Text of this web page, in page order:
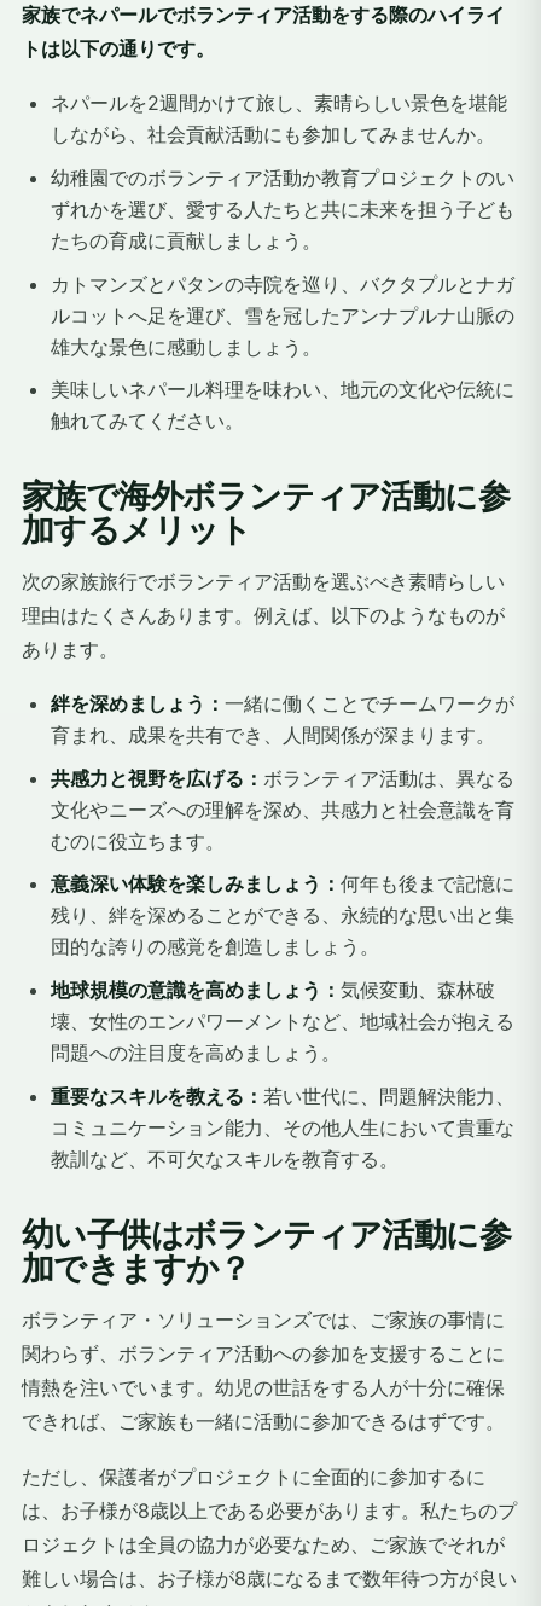
家族でネパールでボランティア活動をする際のハイライ
トは以下の通りです。
ネパールを2週間かけて旅し、素晴らしい景色を堪能
しながら、社会貢献活動にも参加してみませんか。
幼稚園でのボランティア活動か教育プロジェクトのい
ずれかを選び、愛する人たちと共に未来を担う子ども
たちの育成に貢献しましょう。
カトマンズとパタンの寺院を巡り、バクタプルとナガ
ルコットへ足を運び、雪を冠したアンナプルナ山脈の
雄大な景色に感動しましょう。
美味しいネパール料理を味わい、地元の文化や伝統に
触れてみてください。
家族で海外ボランティア活動に参
加するメリット
次の家族旅行でボランティア活動を選ぶべき素晴らしい
理由はたくさんあります。例えば、以下のようなものが
あります。
絆を深めましょう： 一緒に働くことでチームワークが
育まれ、成果を共有でき、人間関係が深まります。
共感力と視野を広げる： ボランティア活動は、異なる
文化やニーズへの理解を深め、共感力と社会意識を育
むのに役立ちます。
意義深い体験を楽しみましょう： 何年も後まで記憶に
残り、絆を深めることができる、永続的な思い出と集
団的な誇りの感覚を創造しましょう。
地球規模の意識を高めましょう： 気候変動、森林破
壊、女性のエンパワーメントなど、地域社会が抱える
問題への注目度を高めましょう。
重要なスキルを教える： 若い世代に、問題解決能力、
コミュニケーション能力、その他人生において貴重な
教訓など、不可欠なスキルを教育する。
幼い子供はボランティア活動に参
加できますか？
ボランティア・ソリューションズでは、ご家族の事情に
関わらず、ボランティア活動への参加を支援することに
情熱を注いでいます。幼児の世話をする人が十分に確保
できれば、ご家族も一緒に活動に参加できるはずです。
ただし、保護者がプロジェクトに全面的に参加するに
は、お子様が8歳以上である必要があります。私たちのプ
ロジェクトは全員の協力が必要なため、ご家族でそれが
難しい場合は、お子様が8歳になるまで数年待つ方が良い